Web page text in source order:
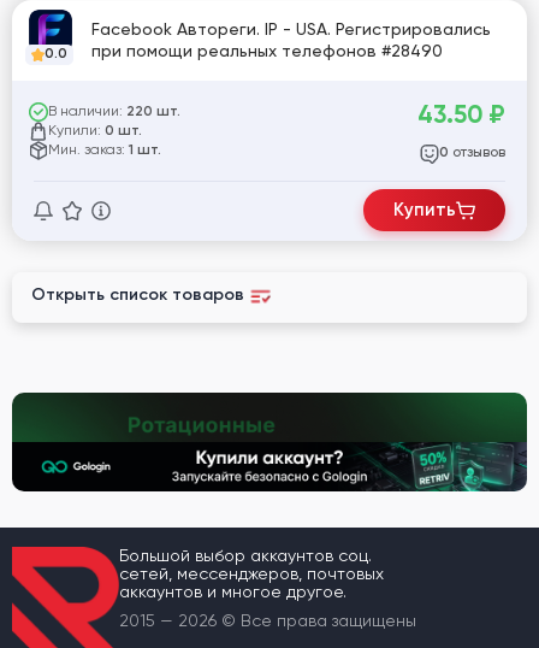
0.0
Facebook Автореги. IP - USA. Регистрировались
при помощи реальных телефонов #28490
В наличии: 220 шт.
Купили: 0 шт.
Мин. заказ: 1 шт.
43.50 ₽
0 отзывов
Купить
Открыть список товаров
Большой выбор аккаунтов соц.
сетей, мессенджеров, почтовых
аккаунтов и многое другое.
2015 — 2026 © Все права защищены